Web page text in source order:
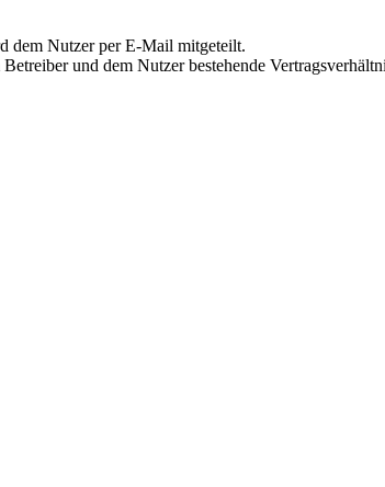
dem Nutzer per E-Mail mitgeteilt.
und dem Nutzer bestehende